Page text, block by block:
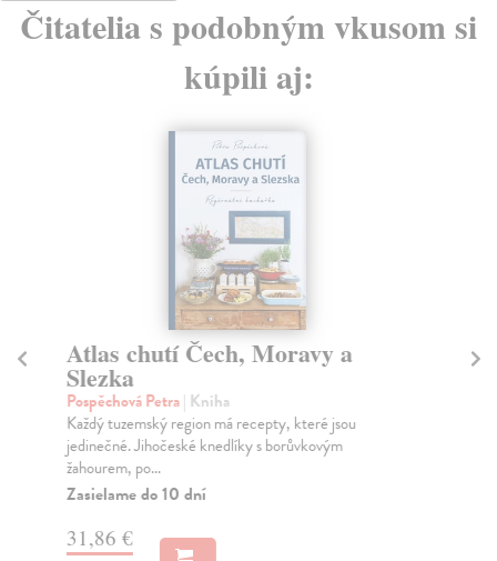
Čitatelia s podobným vkusom si
kúpili aj:
Atlas chutí Čech, Moravy a
Slezka
Pospěchová Petra| Kniha
Každý tuzemský region má recepty, které jsou
jedinečné. Jihočeské knedlíky s borůvkovým
žahourem, po...
Zasielame do 10 dní
31,86 €